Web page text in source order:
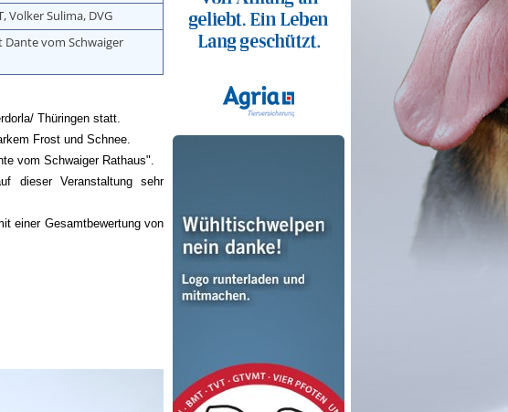
Volker Sulima, DVG
vom Schwaiger
Thüringen statt.
Frost und Schnee.
vom Schwaiger Rathaus".
dieser Veranstaltung sehr
einer Gesamtbewertung von